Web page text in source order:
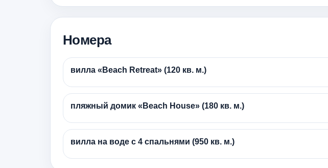
Номера
вилла «Beach Retreat» (120 кв. м.)
пляжный домик «Beach House» (180 кв. м.)
вилла на воде с 4 спальнями (950 кв. м.)